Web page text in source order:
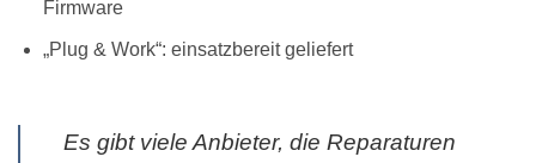
Firmware
„Plug & Work“: einsatzbereit geliefert
Es gibt viele Anbieter, die Reparaturen